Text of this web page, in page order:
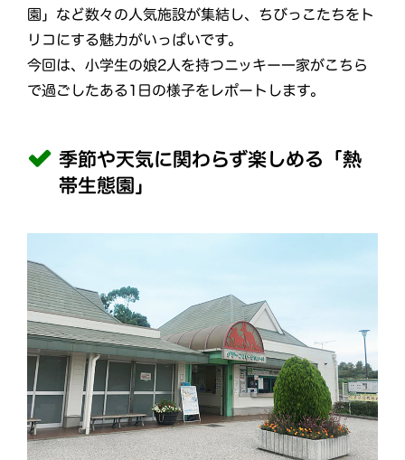
園」など数々の人気施設が集結し、ちびっこたちをト
リコにする魅力がいっぱいです。
今回は、小学生の娘2人を持つニッキー一家がこちら
で過ごしたある1日の様子をレポートします。
季節や天気に関わらず楽しめる「熱
帯生態園」